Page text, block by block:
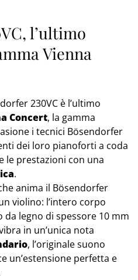
l’ultimo
Vienna
230VC è l’ultimo
Concert, la gamma
i tecnici Bösendorfer
dei loro pianoforti a coda
le prestazioni con una
.
anima il Bösendorfer
violino: l’intero corpo
legno di spessore 10 mm
in un’unica nota
, l’originale suono
un’estensione perfetta e